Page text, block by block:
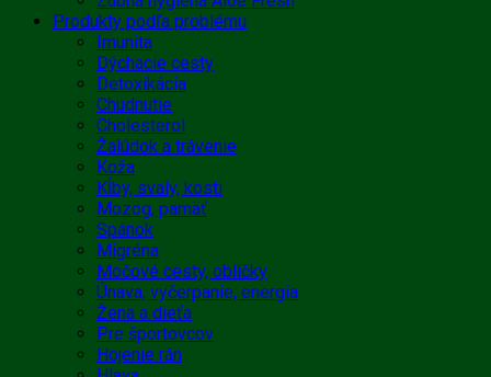
Produkty podľa problému
Imunita
Dýchacie cesty
Detoxikácia
Chudnutie
Cholesterol
Žalúdok a trávenie
Koža
Kĺby, svaly, kosti
Mozog, pamäť
Spánok
Migréna
Močové cesty, obličky
Únava, vyčerpanie, energia
Žena a dieťa
Pre športovcov
Hojenie rán